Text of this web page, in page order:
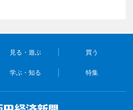
見る・遊ぶ 買う
学ぶ・知る 特集